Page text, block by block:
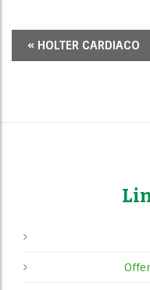
v
« HOLTER CARDIACO